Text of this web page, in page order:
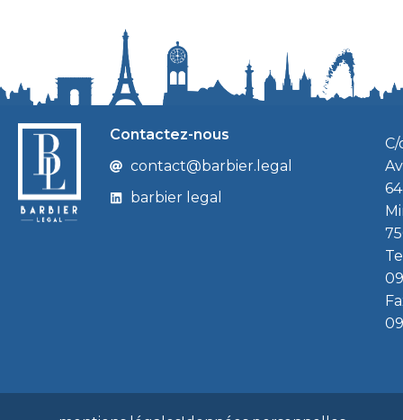
Contactez-nous
contact@barbier.legal
barbier legal
C/